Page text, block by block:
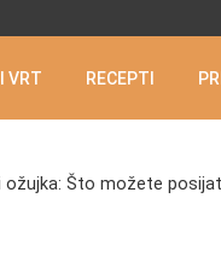
VRT RECEPTI
ožujka: Što možete